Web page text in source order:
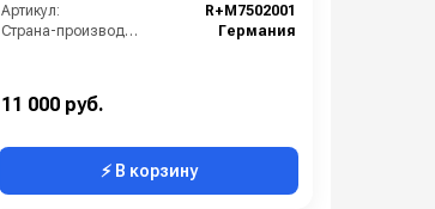
Артикул:
R+M7502001
Страна-производитель:
Германия
11 000 руб.
⚡ В корзину